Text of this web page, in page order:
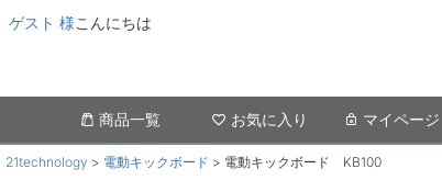
ゲスト 様こんにちは
商品一覧 お気に入り マイページ
21technology 電動キックボード 電動キックボード KB100